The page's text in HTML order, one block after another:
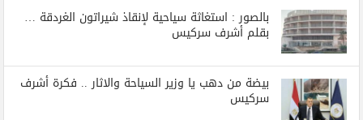
بالصور : استغاثة سياحية لإنقاذ شيراتون الغردقة …
بقلم أشرف سركيس
بيضة من دهب يا وزير السياحة والاثار .. فكرة أشرف
سركيس